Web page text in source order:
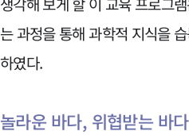
는 과정을 통해 과학적 지식을
하였다.
놀라운 바다, 위협받는 바다